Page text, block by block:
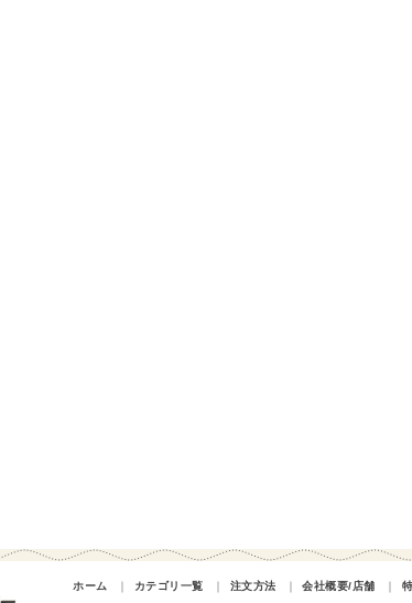
ホーム ｜ カテゴリ一覧 ｜ 注文方法 ｜ 会社概要/店舗 ｜